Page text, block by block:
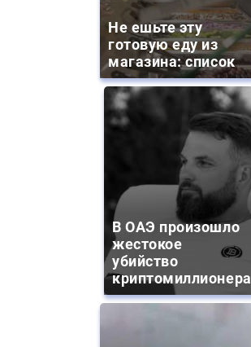
Не ешьте эту
готовую еду из
магазина: список
В ОАЭ произошло
жестокое
убийство
криптомиллионера